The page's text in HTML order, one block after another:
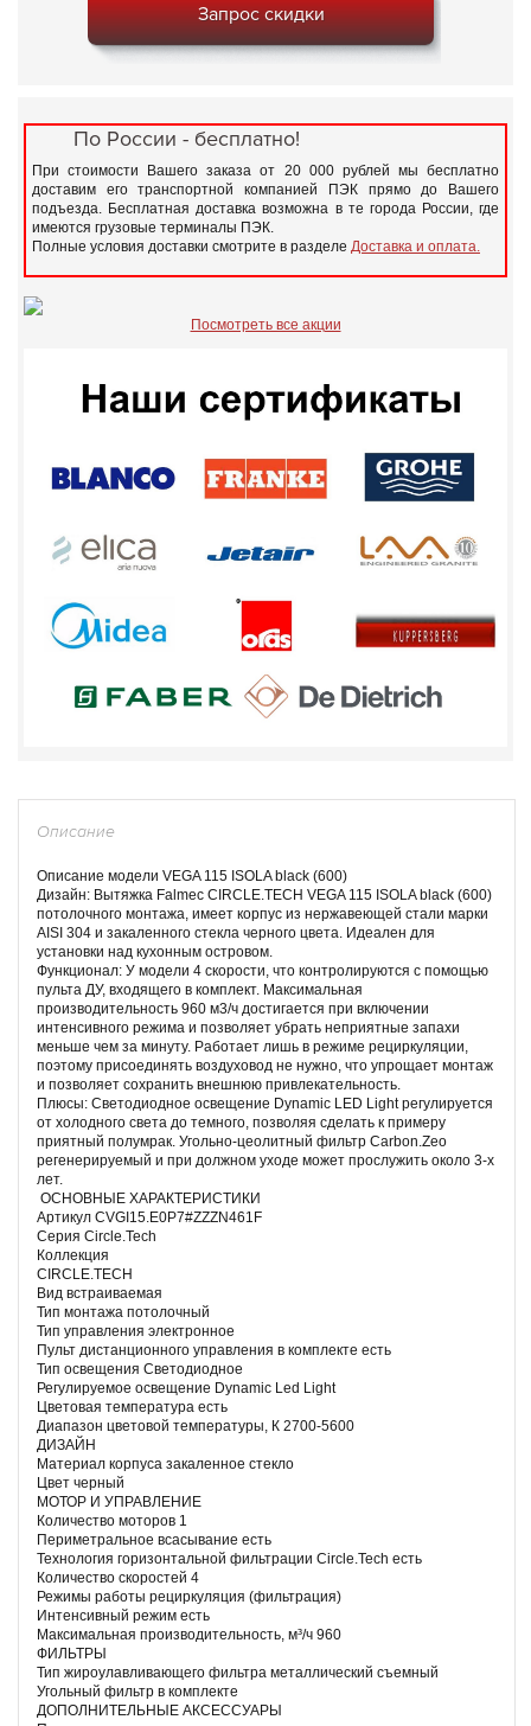
Запрос скидки
По России - бесплатно!
При стоимости Вашего заказа от 20 000 рублей мы бесплатно
доставим его транспортной компанией ПЭК прямо до Вашего
подъезда. Бесплатная доставка возможна в те города России, где
имеются грузовые терминалы ПЭК.
Полные условия доставки смотрите в разделе Доставка и оплата.
Посмотреть все акции
Описание
Описание модели VEGA 115 ISOLA black (600)
Дизайн: Вытяжка Falmec CIRCLE.TECH VEGA 115 ISOLA black (600)
потолочного монтажа, имеет корпус из нержавеющей стали марки
AISI 304 и закаленного стекла черного цвета. Идеален для
установки над кухонным островом.
Функционал: У модели 4 скорости, что контролируются с помощью
пульта ДУ, входящего в комплект. Максимальная
производительность 960 м3/ч достигается при включении
интенсивного режима и позволяет убрать неприятные запахи
меньше чем за минуту. Работает лишь в режиме рециркуляции,
поэтому присоединять воздуховод не нужно, что упрощает монтаж
и позволяет сохранить внешнюю привлекательность.
Плюсы: Светодиодное освещение Dynamic LED Light регулируется
от холодного света до темного, позволяя сделать к примеру
приятный полумрак. Угольно-цеолитный фильтр Carbon.Zeo
регенерируемый и при должном уходе может прослужить около 3-х
лет.
ОСНОВНЫЕ ХАРАКТЕРИСТИКИ
Артикул CVGI15.E0P7#ZZZN461F
Серия Circle.Tech
Коллекция
CIRCLE.TECH
Вид встраиваемая
Тип монтажа потолочный
Тип управления электронное
Пульт дистанционного управления в комплекте есть
Тип освещения Светодиодное
Регулируемое освещение Dynamic Led Light
Цветовая температура есть
Диапазон цветовой температуры, К 2700-5600
ДИЗАЙН
Материал корпуса закаленное стекло
Цвет черный
МОТОР И УПРАВЛЕНИЕ
Количество моторов 1
Периметральное всасывание есть
Технология горизонтальной фильтрации Circle.Tech есть
Количество скоростей 4
Режимы работы рециркуляция (фильтрация)
Интенсивный режим есть
Максимальная производительность, м³/ч 960
ФИЛЬТРЫ
Тип жироулавливающего фильтра металлический съемный
Угольный фильтр в комплекте
ДОПОЛНИТЕЛЬНЫЕ АКСЕССУАРЫ